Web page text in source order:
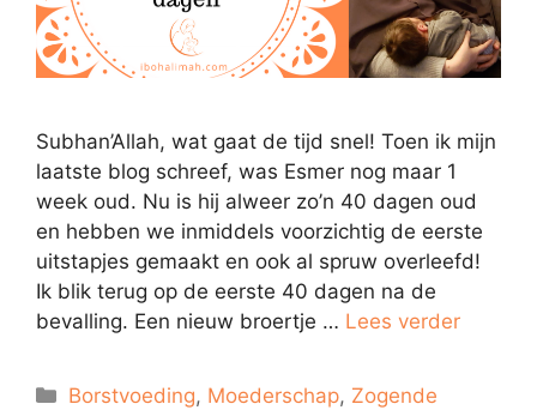
Subhan’Allah, wat gaat de tijd snel! Toen ik mijn
laatste blog schreef, was Esmer nog maar 1
week oud. Nu is hij alweer zo’n 40 dagen oud
en hebben we inmiddels voorzichtig de eerste
uitstapjes gemaakt en ook al spruw overleefd!
Ik blik terug op de eerste 40 dagen na de
bevalling. Een nieuw broertje … Lees verder
Categorieën
Borstvoeding, Moederschap, Zogende